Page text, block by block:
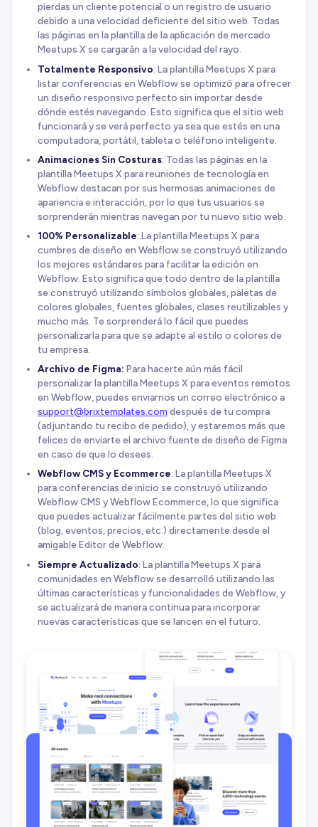
pierdas un cliente potencial o un registro de usuario
debido a una velocidad deficiente del sitio web. Todas
las páginas en la plantilla de la aplicación de mercado
Meetups X se cargarán a la velocidad del rayo.
Totalmente Responsivo: La plantilla Meetups X para
listar conferencias en Webflow se optimizó para ofrecer
un diseño responsivo perfecto sin importar desde
dónde estés navegando. Esto significa que el sitio web
funcionará y se verá perfecto ya sea que estés en una
computadora, portátil, tableta o teléfono inteligente.
Animaciones Sin Costuras: Todas las páginas en la
plantilla Meetups X para reuniones de tecnología en
Webflow destacan por sus hermosas animaciones de
apariencia e interacción, por lo que tus usuarios se
sorprenderán mientras navegan por tu nuevo sitio web.
100% Personalizable: La plantilla Meetups X para
cumbres de diseño en Webflow se construyó utilizando
los mejores estándares para facilitar la edición en
Webflow. Esto significa que todo dentro de la plantilla
se construyó utilizando símbolos globales, paletas de
colores globales, fuentes globales, clases reutilizables y
mucho más. Te sorprenderá lo fácil que puedes
personalizarla para que se adapte al estilo o colores de
tu empresa.
Archivo de Figma: Para hacerte aún más fácil
personalizar la plantilla Meetups X para eventos remotos
en Webflow, puedes enviarnos un correo electrónico a
support@brixtemplates.com después de tu compra
(adjuntando tu recibo de pedido), y estaremos más que
felices de enviarte el archivo fuente de diseño de Figma
en caso de que lo desees.
Webflow CMS y Ecommerce: La plantilla Meetups X
para conferencias de inicio se construyó utilizando
Webflow CMS y Webflow Ecommerce, lo que significa
que puedes actualizar fácilmente partes del sitio web
(blog, eventos, precios, etc.) directamente desde el
amigable Editor de Webflow.
Siempre Actualizado: La plantilla Meetups X para
comunidades en Webflow se desarrolló utilizando las
últimas características y funcionalidades de Webflow, y
se actualizará de manera continua para incorporar
nuevas características que se lancen en el futuro.